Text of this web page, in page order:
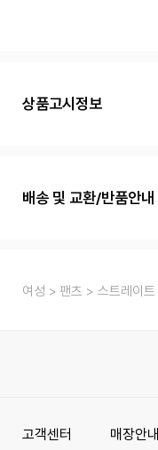
상품고시정보
배송 및 교환/반품안내
여성 팬츠 스트레이트
고객센터 매장안내